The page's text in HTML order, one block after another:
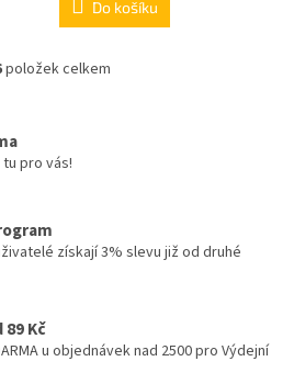
Do košíku
O
d
í
p
v
položek celkem
pro vás!
získají 3% slevu již od druhé
Kč
u objednávek nad 2500 pro Výdejní